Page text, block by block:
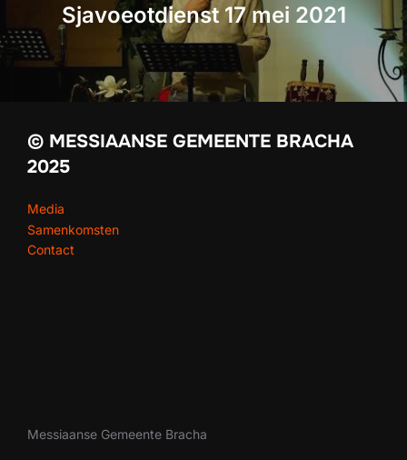
Sjavoeotdienst 17 mei 2021
© MESSIAANSE GEMEENTE BRACHA
2025
Media
Samenkomsten
Contact
Messiaanse Gemeente Bracha